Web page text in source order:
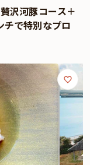
にご記入ください。
沢河豚コース＋
で特別なプロ